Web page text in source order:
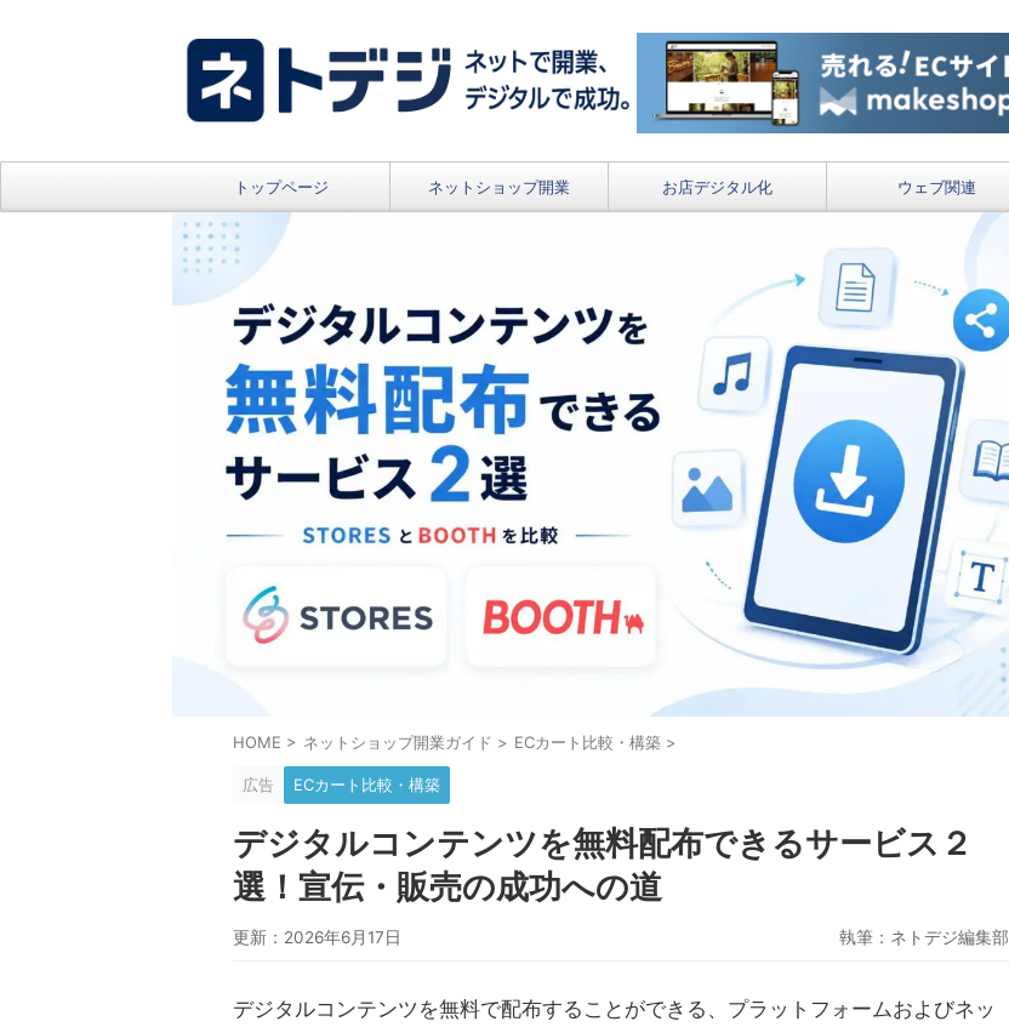
トップページ ネットショップ開業 お店デジタル化 ウェブ関連
HOME > ネットショップ開業ガイド > ECカート比較・構築 >
広告 ECカート比較・構築
デジタルコンテンツを無料配布できるサービス２
選！宣伝・販売の成功への道
更新：2026年6月17日 執筆： ネトデジ編集部
デジタルコンテンツを無料で配布することができる、プラットフォームおよびネッ